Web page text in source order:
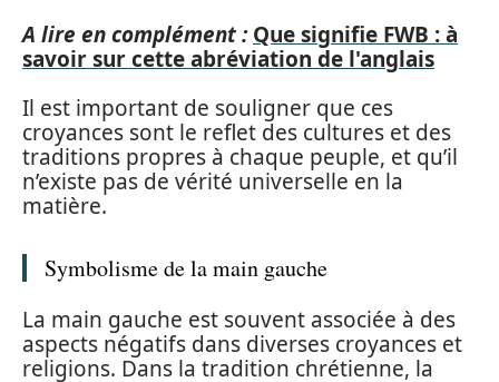
A lire en complément : Que signifie FWB : à
savoir sur cette abréviation de l'anglais
Il est important de souligner que ces
croyances sont le reflet des cultures et des
traditions propres à chaque peuple, et qu’il
n’existe pas de vérité universelle en la
matière.
Symbolisme de la main gauche
La main gauche est souvent associée à des
aspects négatifs dans diverses croyances et
religions. Dans la tradition chrétienne, la